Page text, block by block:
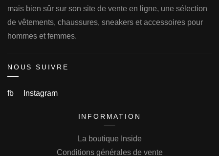
mais bien sûr sur son site de vente en ligne, une sélection
de vêtements, chaussures, sneakers et accessoires pour
hommes et femmes.
NOUS SUIVRE
fb Instagram
INFORMATION
La boutique Inside
Conditions générales de vente